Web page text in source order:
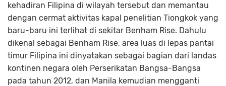
kehadiran Filipina di wilayah tersebut dan memantau
dengan cermat aktivitas kapal penelitian Tiongkok yang
baru-baru ini terlihat di sekitar Benham Rise. Dahulu
dikenal sebagai Benham Rise, area luas di lepas pantai
timur Filipina ini dinyatakan sebagai bagian dari landas
kontinen negara oleh Perserikatan Bangsa-Bangsa
pada tahun 2012, dan Manila kemudian mengganti